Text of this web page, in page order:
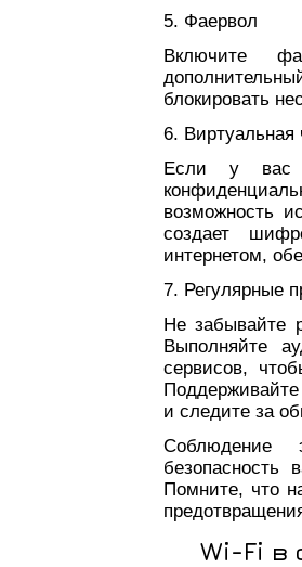
5. Фаервол
Включите
блокировать
6. Виртуальная
Если у вас
возможность
создает
интернетом,
7. Регулярные
Не забывайте
Выполняйте
сервисов,
и следите за
Соблюдение
Помните, что
Wi-Fi в